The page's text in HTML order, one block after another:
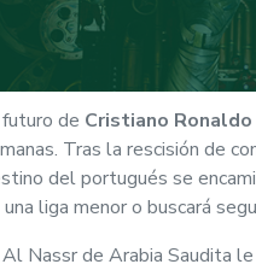
de Cristiano Ronaldo
Tras la rescisión de
del portugués se
una liga menor o buscará
Nassr de Arabia Saudita